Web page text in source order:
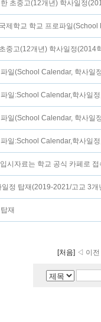
초중고(12개년) 학사일정
제학교 학교 프로파일(School
중고(12개년) 학사일정(2014
일(School Calendar, 학사일
일:School Calendar,학사일
일(School Calendar, 학사일
일:School Calendar,학사일
시자료는 학교 공식 카페로
정 탑재(2019-2021/고교 3개
재
[처음] ◁ 이전